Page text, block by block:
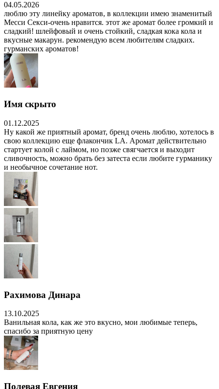
04.05.2026
люблю эту линейку ароматов, в коллекции имею знаменитый
Месси Секси-очень нравится. этот же аромат более громкий и
сладкий! шлейфовый и очень стойкий, сладкая кока кола и
вкусные макарун. рекомендую всем любителям сладких.
гурманских ароматов!
Имя скрыто
01.12.2025
Ну какой же приятный аромат, бренд очень люблю, хотелось в
свою коллекцию еще флакончик LA. Аромат действительно
стартует колой с лаймом, но позже свягчается и выходит
сливочность, можно брать без затеста если любите гурманику
и необычное сочетание нот.
Рахимова Динара
13.10.2025
Ванильная кола, как же это вкусно, мои любимые теперь,
спасибо за приятную цену
Полевая Евгения